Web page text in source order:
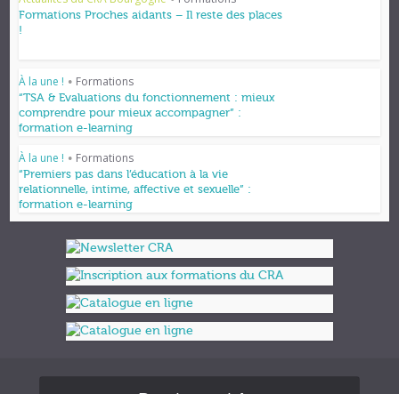
Formations Proches aidants – Il reste des places
!
À la une ! • Formations
“TSA & Evaluations du fonctionnement : mieux
comprendre pour mieux accompagner” :
formation e-learning
À la une ! • Formations
“Premiers pas dans l’éducation à la vie
relationnelle, intime, affective et sexuelle” :
formation e-learning